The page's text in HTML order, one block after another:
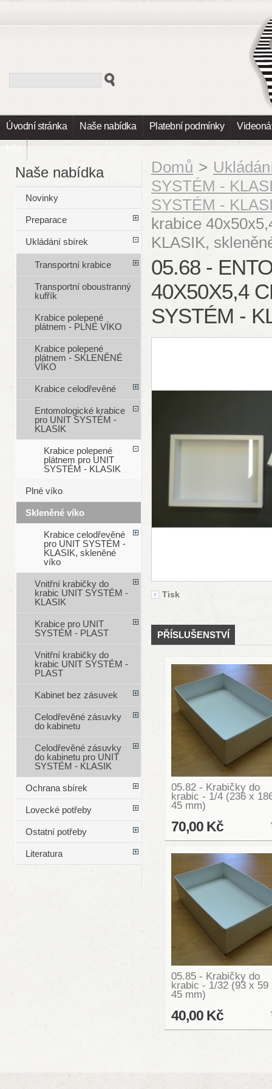
Úvodní stránka Naše nabídka Platební podmínky
Info
Domů >
SYSTÉM -
SYSTÉM -
krabice
KLASIK,
05.68 -
40X50X5,4
SYSTÉM -
Tisk
PŘÍSLUŠENSTVÍ
05.82 - Krabičky do
krabic - 1/4 (236 x
45 mm)
70,00 Kč
05.85 - Krabičky do
krabic - 1/32 (93 x 59
45 mm)
40,00 Kč
Naše nabídka
Novinky
Preparace
Ukládání sbírek
Transportní krabice
Transportní oboustranný
kufřík
Krabice polepené
plátnem - PLNÉ VÍKO
Krabice polepené
plátnem - SKLENĚNÉ
VÍKO
Krabice celodřevěné
Entomologické krabice
pro UNIT SYSTÉM -
KLASIK
Krabice polepené
plátnem pro UNIT
SYSTÉM - KLASIK
Plné víko
Skleněné víko
Krabice celodřevěné
pro UNIT SYSTÉM -
KLASIK, skleněné
víko
Vnitřní krabičky do
krabic UNIT SYSTÉM -
KLASIK
Krabice pro UNIT
SYSTÉM - PLAST
Vnitřní krabičky do
krabic UNIT SYSTÉM -
PLAST
Kabinet bez zásuvek
Celodřevěné zásuvky
do kabinetu
Celodřevěné zásuvky
do kabinetu pro UNIT
SYSTÉM - KLASIK
Ochrana sbírek
Lovecké potřeby
Ostatní potřeby
Literatura